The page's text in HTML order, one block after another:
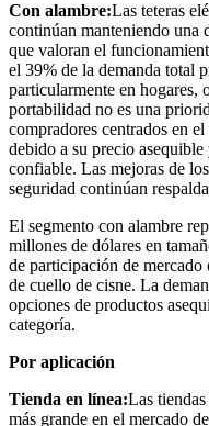
Con alambre:Las teteras
continúan manteniendo una
que valoran el
el 39% de la demanda total
particularmente en hogares,
portabilidad no es una
compradores centrados en
debido a su precio
confiable. Las mejoras de
seguridad continúan
El segmento con alambre
millones de dólares en
de participación de
de cuello de cisne. La
opciones de productos
categoría.
Por aplicación
Tienda en línea:Las
más grande en el mercado